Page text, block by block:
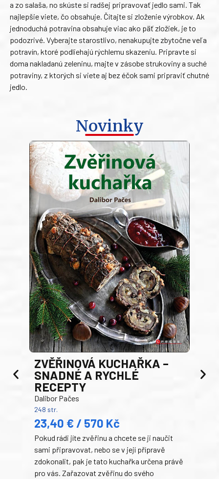
a zo salaša, no skúste si radšej pripravovať jedlo sami. Tak
najlepšie viete, čo obsahuje. Čítajte si zloženie výrobkov. Ak
jednoduchá potravina obsahuje viac ako päť zložiek, je to
podozrivé. Vyberajte starostlivo, nenakupujte zbytočne veľa
potravín, ktoré podliehajú rýchlemu skazeniu. Pripravte si
doma nakladanú zeleninu, majte v zásobe strukoviny a suché
potraviny, z ktorých si viete aj bez éčok sami pripraviť chutné
jedlo.
Novinky
ZVĚŘINOVÁ KUCHAŘKA –
SNADNÉ A RYCHLÉ
RECEPTY
Dalibor Pačes
248 str.
23,40 € / 570 Kč
Pokud rádi jíte zvěřinu a chcete se ji naučit
sami připravovat, nebo se v její přípravě
zdokonalit, pak je tato kuchařka určena právě
pro vás. Zařazovat zvěřinu do svého